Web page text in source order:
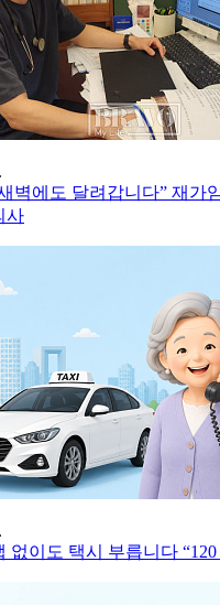
벽에도 달려갑니다” 재가
사
없이도 택시 부릅니다